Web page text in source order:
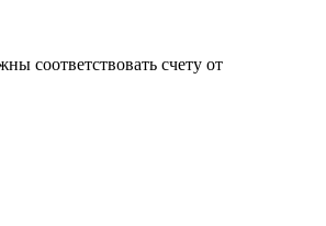
соответствовать счету от